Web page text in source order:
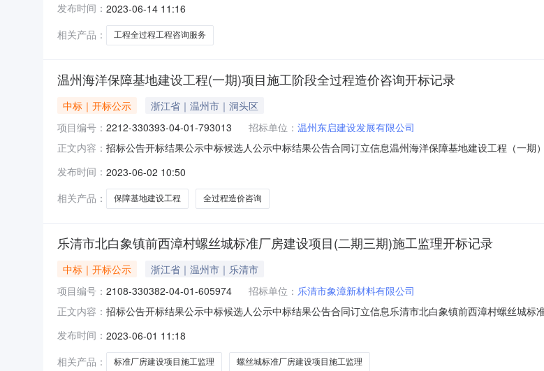
市疏港公路经开区至磐石段工程（经开区至翁垟）全过程工程咨询服务项目代码:2206-330382-04-
发布时间： 2023-06-14 11:16
相关产品：
工程全过程工程咨询服务
温州海洋保障基地建设工程(一期)项目施工阶段全过程造价咨询开标记录
中标｜开标公示
浙江省｜温州市｜洞头区
项目编号： 2212-330393-04-01-793013 招标单位： 温州东启建设发展有限公司
正文内容： 招标公告开标结果公示中标候选人公示中标结果公告合同订立信息温州海洋保障基地建设工程（一
目代码:2212-330393-04-01-793013招标人:名称:温州东启建设发展有限公司地址:浙江省温州瓯江口产
发布时间： 2023-06-02 10:50
相关产品：
保障基地建设工程 全过程造价咨询
乐清市北白象镇前西漳村螺丝城标准厂房建设项目(二期三期)施工监理开标记录
中标｜开标公示
浙江省｜温州市｜乐清市
项目编号： 2108-330382-04-01-605974 招标单位： 乐清市象漳新材料有限公司
正文内容： 招标公告开标结果公示中标候选人公示中标结果公告合同订立信息乐清市北白象镇前西漳村螺丝城标
市北白象镇前西漳村螺丝城标准厂房建设项目（二期三期）施工监理项目代码:2108-330382-04-01-
发布时间： 2023-06-01 11:18
相关产品：
标准厂房建设项目施工监理 螺丝城标准厂房建设项目施工监理